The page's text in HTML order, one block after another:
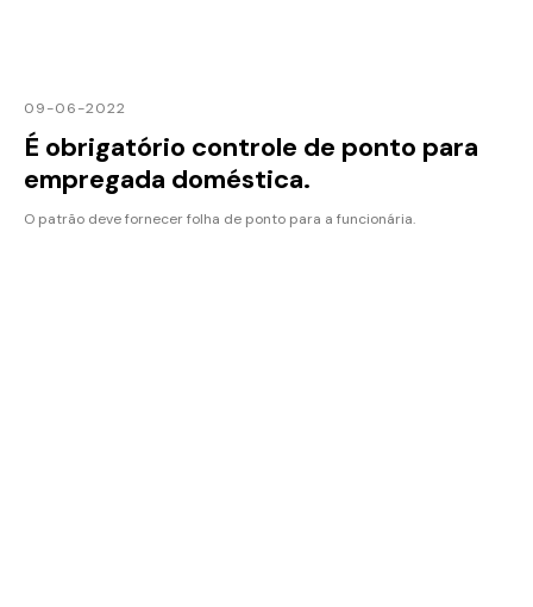
09-06-2022
É obrigatório controle de ponto para
empregada doméstica.
O patrão deve fornecer folha de ponto para a funcionária.